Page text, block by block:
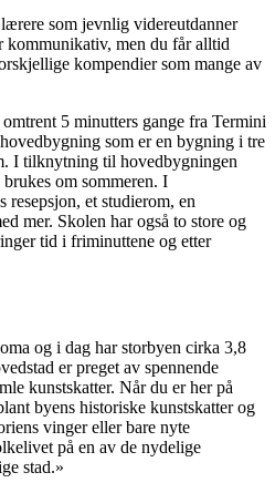
som jevnlig videreutdanner
kommunikativ, men du får alltid
kompendier som mange av
5 minutters gange fra Termini
som er en bygning i tre
I tilknytning til hovedbygningen
om sommeren. I
et studierom, en
mer. Skolen har også to store og
tid i friminuttene og etter
og i dag har storbyen cirka 3,8
er preget av spennende
kunstskatter. Når du er her på
byens historiske kunstskatter og
vinger eller bare nyte
på en av de nydelige
stad.»